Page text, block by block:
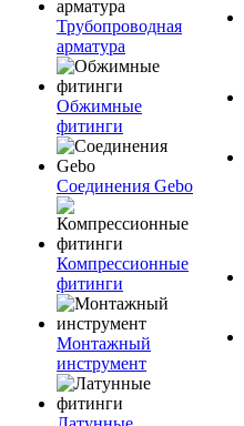
Трубопроводная
арматура
Обжимные
фитинги
Соединения Gebo
Компрессионные
фитинги
Монтажный
инструмент